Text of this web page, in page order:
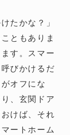
たかな？」
ともありま
す。スマー
びかけるだ
オフにな
、玄関ドア
けば、それ
ートホーム